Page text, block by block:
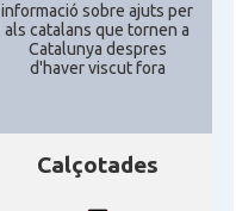
informació sobre ajuts per
als catalans que tornen a
Catalunya despres
d'haver viscut fora
Calçotades